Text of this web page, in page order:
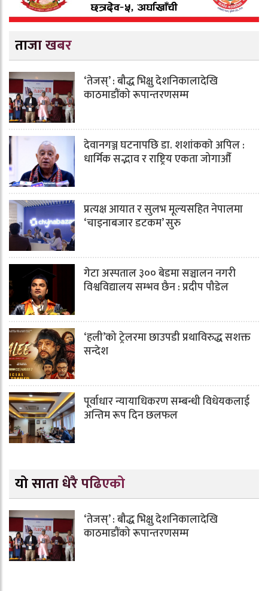
ताजा खबर
‘तेजस्’ : बौद्ध भिक्षु देशनिकालादेखि
काठमाडौंको रूपान्तरणसम्म
देवानगञ्ज घटनापछि डा. शशांककाे अपिल :
धार्मिक सद्भाव र राष्ट्रिय एकता जोगाऔँ
प्रत्यक्ष आयात र सुलभ मूल्यसहित नेपालमा
‘चाइनाबजार डटकम’ सुरु
गेटा अस्पताल ३०० बेडमा सञ्चालन नगरी
विश्वविद्यालय सम्भव छैन : प्रदीप पौडेल
‘हली’को ट्रेलरमा छाउपडी प्रथाविरुद्ध सशक्त
सन्देश
पूर्वाधार न्यायाधिकरण सम्बन्धी विधेयकलाई
अन्तिम रूप दिन छलफल
यो साता धेरै पढिएको
‘तेजस्’ : बौद्ध भिक्षु देशनिकालादेखि
काठमाडौंको रूपान्तरणसम्म